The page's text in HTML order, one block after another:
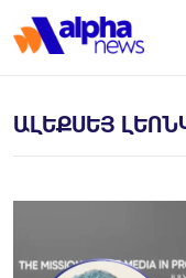
ԱԼԵՔՍԵՅ